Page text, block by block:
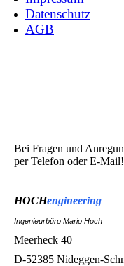
Datenschutz
AGB
Bei Fragen und
per Telefon oder E-Mail!
HOCHengineering
Ingenieurbüro Mario Hoch
Meerheck 40
D-52385 Nideggen-